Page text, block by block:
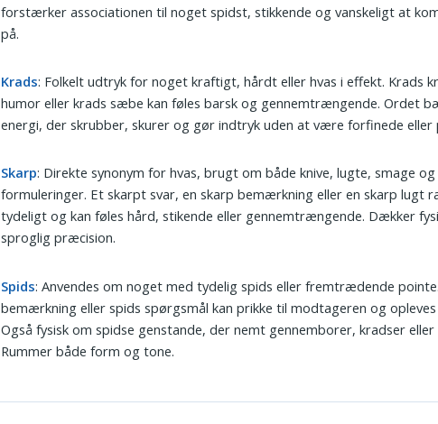
forstærker associationen til noget spidst, stikkende og vanskeligt at
på.
Krads: Folkelt udtryk for noget kraftigt, hårdt eller hvas i effekt. Krads
humor eller krads sæbe kan føles barsk og gennemtrængende. Ordet
energi, der skrubber, skurer og gør indtryk uden at være forfinede eller
Skarp: Direkte synonym for hvas, brugt om både knive, lugte, smage og
formuleringer. Et skarpt svar, en skarp bemærkning eller en skarp lugt
tydeligt og kan føles hård, stikende eller gennemtrængende. Dækker
sproglig præcision.
Spids: Anvendes om noget med tydelig spids eller fremtrædende
bemærkning eller spids spørgsmål kan prikke til modtageren og opleves
Også fysisk om spidse genstande, der nemt gennemborer, kradser eller
Rummer både form og tone.